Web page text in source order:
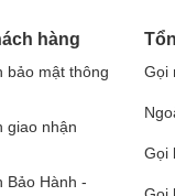
hàng
bảo mật thông
giao nhận
Bảo Hành -
Gọi
Gọi